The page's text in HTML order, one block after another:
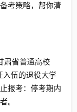
考策略，帮你清
肃省普通高校
入伍的退役大学
报考：停考期内
。